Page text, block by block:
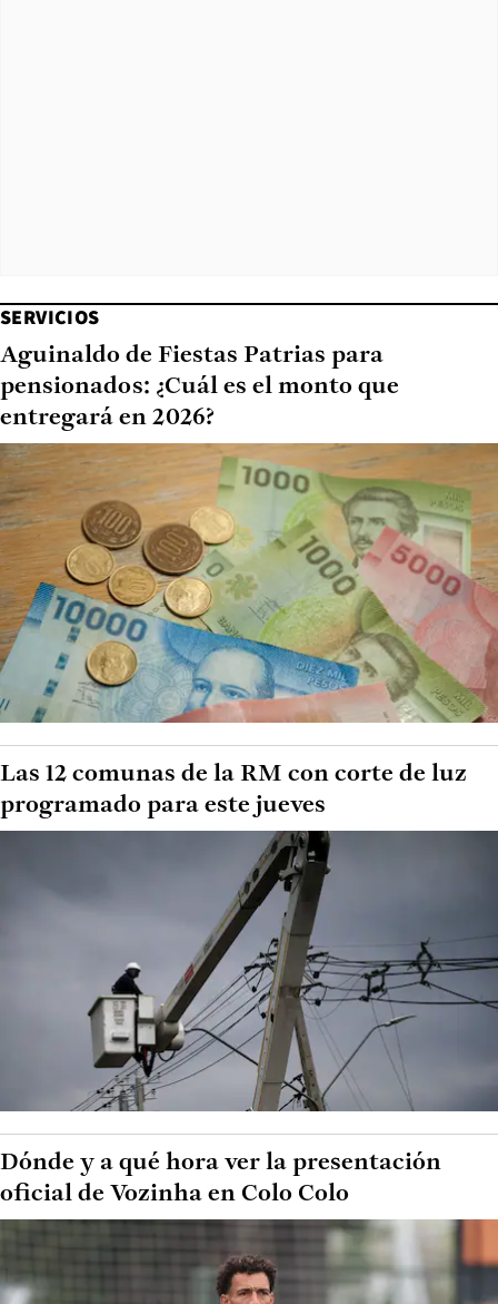
SERVICIOS
Aguinaldo de Fiestas Patrias para
pensionados: ¿Cuál es el monto que
entregará en 2026?
Las 12 comunas de la RM con corte de luz
programado para este jueves
Dónde y a qué hora ver la presentación
oficial de Vozinha en Colo Colo